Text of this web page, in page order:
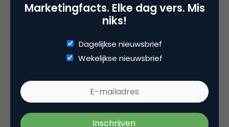
marketingtijdschriften.
Outside looking in
Chief marketing officers (CMO's) hebben een
probleem. Een probleem van perceptie. Nadat 2
decennia geleden de eerste CMO titel werden
uitgeldeeld zijn veel organisaties nog altijd op zoek
Marketingfacts. Elke dag vers. Mis
niks!
Dagelijkse nieuwsbrief
Wekelijkse nieuwsbrief